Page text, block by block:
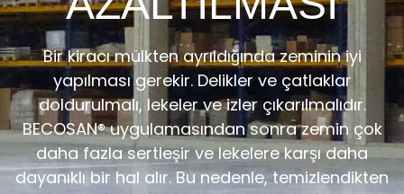
Bir kiracı mülkten ayrıldığında zeminin iyi
yapılması gerekir. Delikler ve çatlaklar
doldurulmalı, lekeler ve izler çıkarılmalıdır.
BECOSAN® uygulamasından sonra zemin çok
daha fazla sertleşir ve lekelere karşı daha
dayanıklı bir hal alır. Bu nedenle, temizlendikten